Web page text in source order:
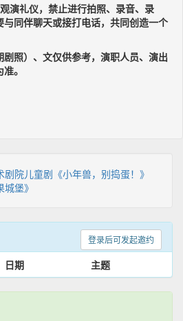
演礼仪，禁止进行拍照、录音、录
同伴聊天或接打电话，共同创造一个
照）、文仅供参考，演职人员、演出
。
院儿童剧《小年兽，别捣蛋！》
堡》
登录后可发起邀约
日期 主题